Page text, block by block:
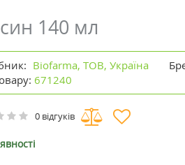
140 мл
Biofarma, ТОВ, Україна
671240
0 відгуків